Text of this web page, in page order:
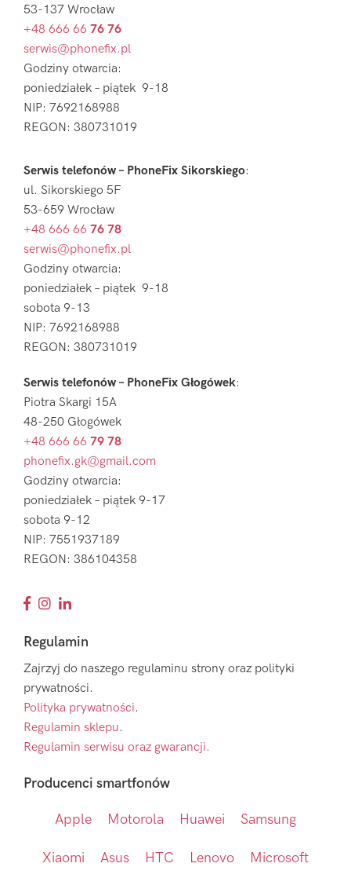
53-137 Wrocław
+48 666 66 76 76
serwis@phonefix.pl
Godziny otwarcia:
poniedziałek – piątek 9-18
NIP: 7692168988
REGON: 380731019
Serwis telefonów – PhoneFix Sikorskiego:
ul. Sikorskiego 5F
53-659 Wrocław
+48 666 66 76 78
serwis@phonefix.pl
Godziny otwarcia:
poniedziałek – piątek 9-18
sobota 9-13
NIP: 7692168988
REGON: 380731019
Serwis telefonów – PhoneFix Głogówek:
Piotra Skargi 15A
48-250 Głogówek
+48 666 66 79 78
phonefix.gk@gmail.com
Godziny otwarcia:
poniedziałek – piątek 9-17
sobota 9-12
NIP: 7551937189
REGON: 386104358
Regulamin
Zajrzyj do naszego regulaminu strony oraz polityki
prywatności.
Polityka prywatności.
Regulamin sklepu.
Regulamin serwisu oraz gwarancji.
Producenci smartfonów
Apple Motorola Huawei Samsung
Xiaomi Asus HTC Lenovo Microsoft